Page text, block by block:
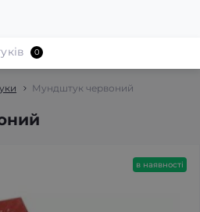
Мундштук червоний
0
в наявності